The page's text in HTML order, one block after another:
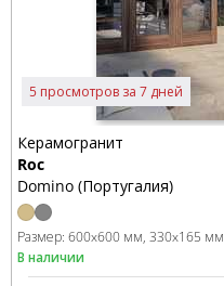
5 просмотров за 7 дней
Керамогранит
Roc
Domino (Португалия)
Размер: 600x600 мм 330x165 мм
В наличии